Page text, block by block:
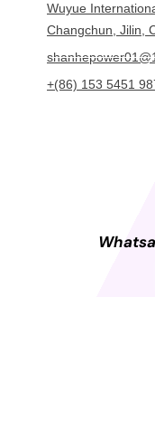
Wuyue
Changchun, Jilin,
+(86) 153 5451